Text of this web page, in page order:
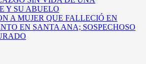
Y SU ABUELO
A MUJER QUE FALLECIÓ EN
EN SANTA ANA; SOSPECHOSO